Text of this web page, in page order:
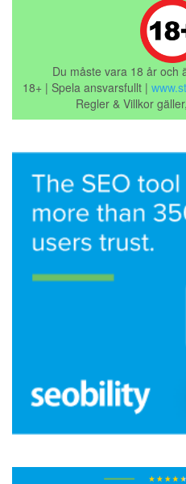
Du måste vara 18 år och
18+ | Spela ansvarsfullt |
Regler & Villkor